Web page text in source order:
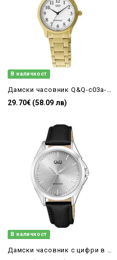
В наличност
29.70€ (58.09 лв)
В наличност